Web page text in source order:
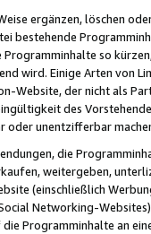
ergänzen, löschen
bestehende
so
wird. Einige Arten von
Website, der nicht als
des
oder unentzifferbar
die
weitergeben,
(einschließlich
Networking-
Programminhalte an